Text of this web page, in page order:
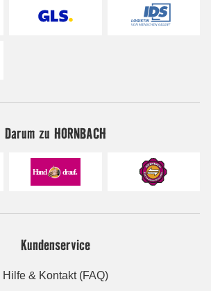
Darum zu HORNBACH
Kundenservice
Hilfe & Kontakt (FAQ)